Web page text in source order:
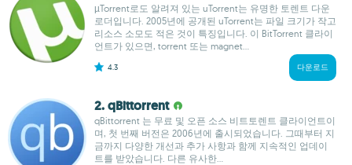
µTorrent로도 알려져 있는 uTorrent는 유명한 토렌트 다운
로더입니다. 2005년에 공개된 uTorrent는 파일 크기가 작고
리소스 소모도 적은 것이 특징입니다. 이 BitTorrent 클라이
언트가 있으면, torrent 또는 magnet...
4.3 다운로드
2. qBittorrent
qBittorrent 는 무료 및 오픈 소스 비트토렌트 클라이언트이
며, 첫 번째 버전은 2006년에 출시되었습니다. 그때부터 지
금까지 다양한 개선과 추가 사항과 함께 지속적인 업데이
트를 받았습니다. 다른 유사한...